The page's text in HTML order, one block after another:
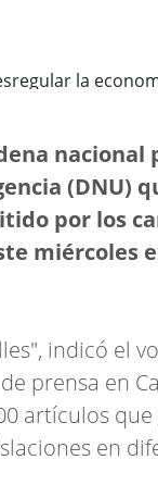
nacional
(DNU)
por los
miércoles
indicó el
prensa en
artículos
en